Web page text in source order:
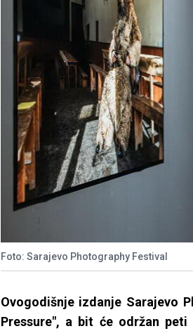
Foto: Sarajevo Photography Festival
Ovogodišnje izdanje Sarajevo
Pressure", a bit će održan